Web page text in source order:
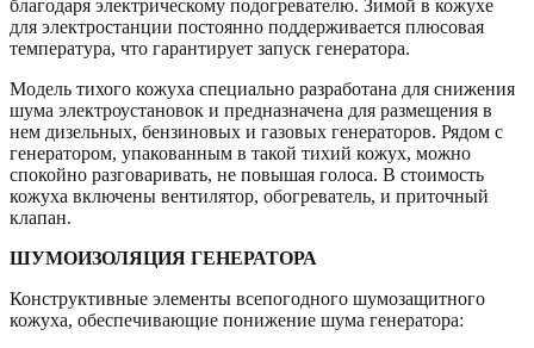
благодаря электрическому подогревателю. Зимой в кожухе
для электростанции постоянно поддерживается плюсовая
температура, что гарантирует запуск генератора.
Модель тихого кожуха специально разработана для снижения
шума электроустановок и предназначена для размещения в
нем дизельных, бензиновых и газовых генераторов. Рядом с
генератором, упакованным в такой тихий кожух, можно
спокойно разговаривать, не повышая голоса. В стоимость
кожуха включены вентилятор, обогреватель, и приточный
клапан.
ШУМОИЗОЛЯЦИЯ ГЕНЕРАТОРА
Конструктивные элементы всепогодного шумозащитного
кожуха, обеспечивающие понижение шума генератора: